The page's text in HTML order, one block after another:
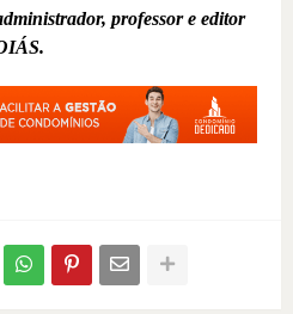
professor e editor